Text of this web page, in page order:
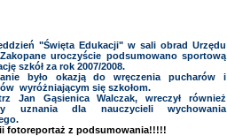
"Święta Edukacji" w sali obrad Urzędu
uroczyście podsumowano sportową
szkół za rok 2007/2008.
było okazją do wręczenia pucharów i
wyróżniającym się szkołom.
Jan Gąsienica Walczak, wreczył również
uznania dla nauczycieli wychowania
fotoreportaż z podsumowania!!!!!